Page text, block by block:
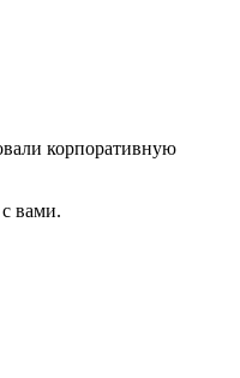
корпоративную
вами.